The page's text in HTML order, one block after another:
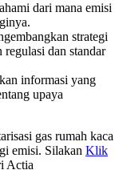
dari mana emisi
strategi
regulasi dan standar
informasi yang
upaya
gas rumah kaca
emisi. Silakan Klik
Actia